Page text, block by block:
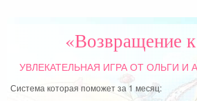
«Возвращение
УВЛЕКАТЕЛЬНАЯ ИГРАОТ ОЛЬГИ И
Система которая поможет за 1 месяц: